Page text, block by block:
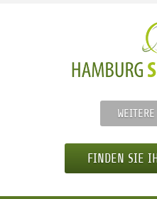
FINDEN SIE